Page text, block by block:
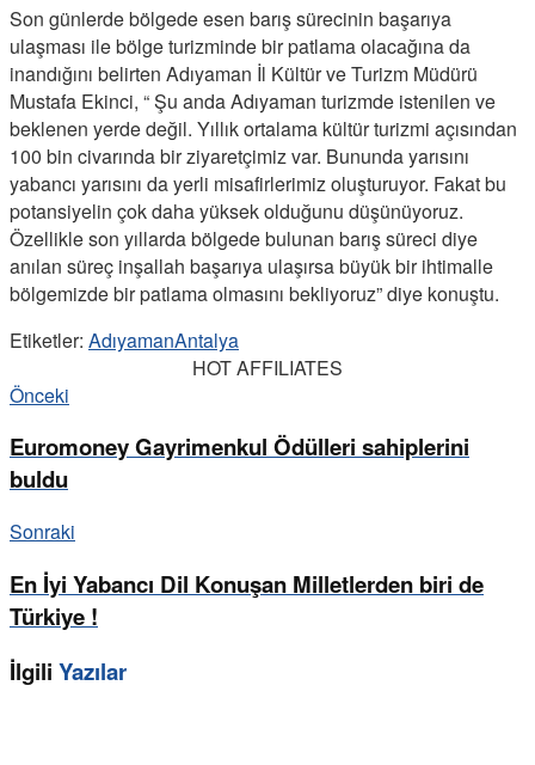
Son günlerde bölgede esen barış sürecinin başarıya
ulaşması ile bölge turizminde bir patlama olacağına da
inandığını belirten Adıyaman İl Kültür ve Turizm Müdürü
Mustafa Ekinci, “ Şu anda Adıyaman turizmde istenilen ve
beklenen yerde değil. Yıllık ortalama kültür turizmi açısından
100 bin civarında bir ziyaretçimiz var. Bununda yarısını
yabancı yarısını da yerli misafirlerimiz oluşturuyor. Fakat bu
potansiyelin çok daha yüksek olduğunu düşünüyoruz.
Özellikle son yıllarda bölgede bulunan barış süreci diye
anılan süreç inşallah başarıya ulaşırsa büyük bir ihtimalle
bölgemizde bir patlama olmasını bekliyoruz” diye konuştu.
Etiketler: AdıyamanAntalya
HOT AFFILIATES
Önceki
Euromoney Gayrimenkul Ödülleri sahiplerini
buldu
Sonraki
En İyi Yabancı Dil Konuşan Milletlerden biri de
Türkiye !
İlgili Yazılar